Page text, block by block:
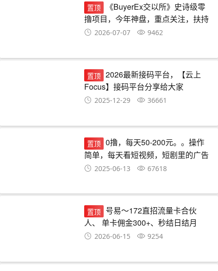
置顶
《BuyerEx交以所》史诗级零
撸项目，今年神盘，重点关注，扶持
拉满2026-07-07 9462
置顶 2026最新接码平台，【云上
Focus】接码平台分享给大家
2025-12-29 36661
置顶 0撸，每天50-200元。。操作
简单，每天看短视频，短剧里的广告
就可以。超简单
2025-06-13 67618
置顶 号易～172直招流量卡合伙
人、 单卡佣金300+、秒结日结月
结、可裂变可自由发展下级代理、长
2026-06-15 9254